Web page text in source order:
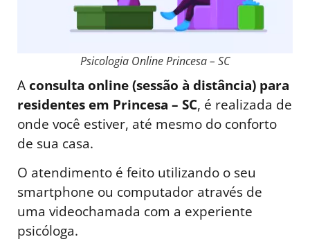
Psicologia Online Princesa – SC
Aconsulta online (sessão à distância) para
residentes em Princesa – SC, é realizada de
onde você estiver, até mesmo do conforto
de sua casa.
O atendimento é feito utilizando o seu
smartphone ou computador através de
uma videochamada com a experiente
psicóloga.